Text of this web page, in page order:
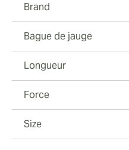
Brand
Bague de jauge
Longueur
Force
Size